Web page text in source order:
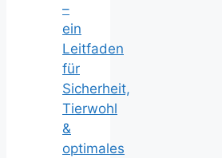
–
ein
Leitfaden
für
Sicherheit,
Tierwohl
&
optimales